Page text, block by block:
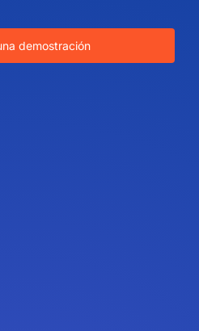
demostración